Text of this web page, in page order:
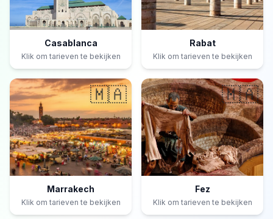
Casablanca
Klik om tarieven te bekijken
Rabat
Klik om tarieven te bekijken
🇲🇦
Marrakech
Klik om tarieven te bekijken
🇲🇦
Fez
Klik om tarieven te bekijken